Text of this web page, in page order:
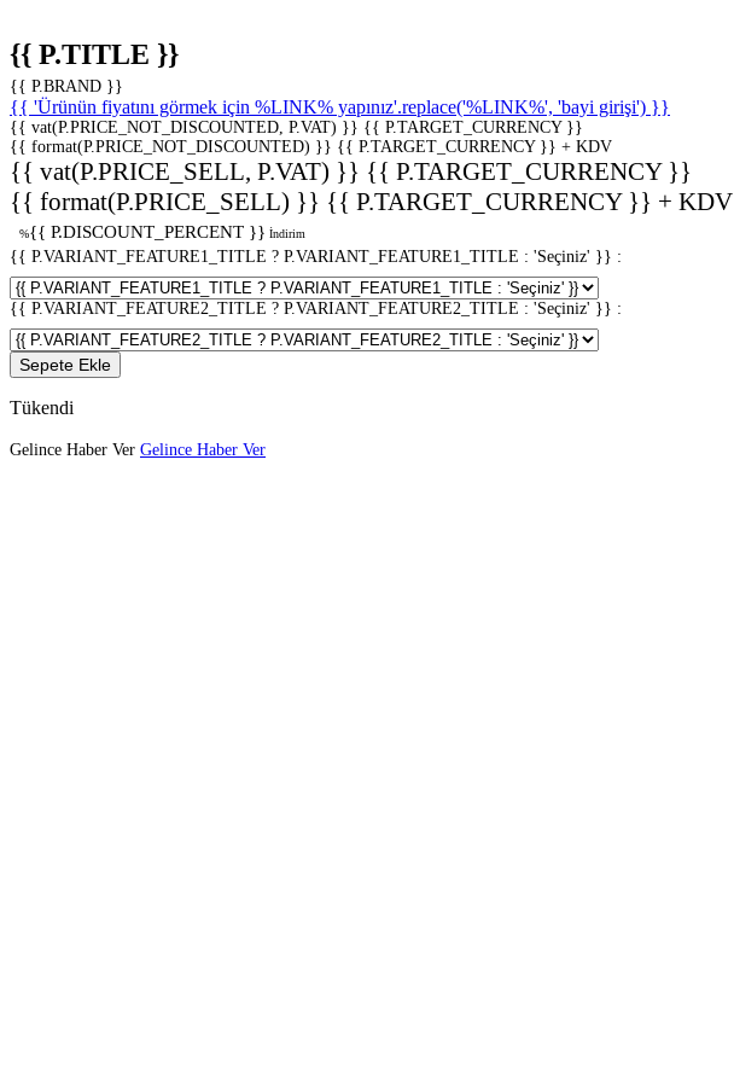
{{ P.TITLE }}
{{ P.BRAND }}
{{ 'Ürünün fiyatını görmek için %LINK% yapınız'.replace('%LINK%', 'bayi girişi') }}
{{ vat(P.PRICE_NOT_DISCOUNTED, P.VAT) }} {{ P.TARGET_CURRENCY }}
{{ format(P.PRICE_NOT_DISCOUNTED) }} {{ P.TARGET_CURRENCY }} + KDV
{{ vat(P.PRICE_SELL, P.VAT) }} {{ P.TARGET_CURRENCY }}
{{ format(P.PRICE_SELL) }} {{ P.TARGET_CURRENCY }} + KDV
%{{ P.DISCOUNT_PERCENT }} İndirim
{{ P.VARIANT_FEATURE1_TITLE ? P.VARIANT_FEATURE1_TITLE : 'Seçiniz' }} :
{{ P.VARIANT_FEATURE2_TITLE ? P.VARIANT_FEATURE2_TITLE : 'Seçiniz' }} :
Sepete Ekle
Tükendi
Gelince Haber Ver Gelince Haber Ver